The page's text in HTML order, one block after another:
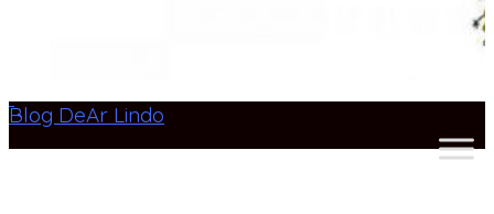
Blog DeAr Lindo